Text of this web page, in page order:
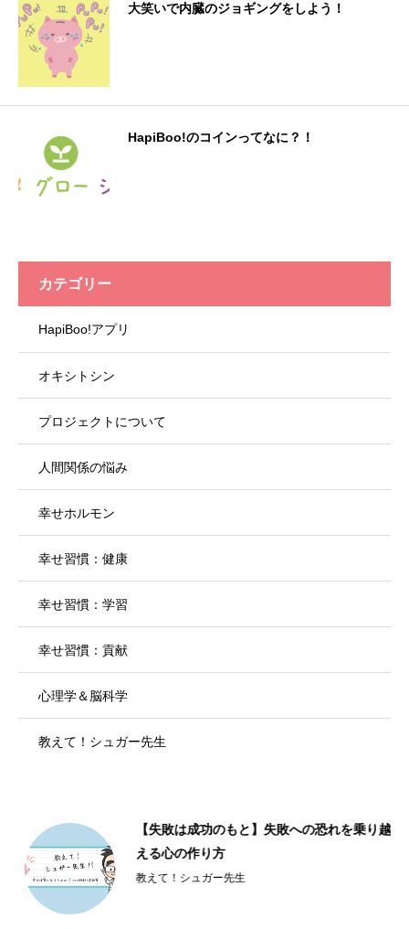
大笑いで内臓のジョギングをしよう！
HapiBoo!のコインってなに？！
カテゴリー
HapiBoo!アプリ
オキシトシン
プロジェクトについて
人間関係の悩み
幸せホルモン
幸せ習慣：健康
幸せ習慣：学習
幸せ習慣：貢献
心理学＆脳科学
教えて！シュガー先生
【失敗は成功のもと】失敗への恐れを乗り越
える心の作り方
教えて！シュガー先生